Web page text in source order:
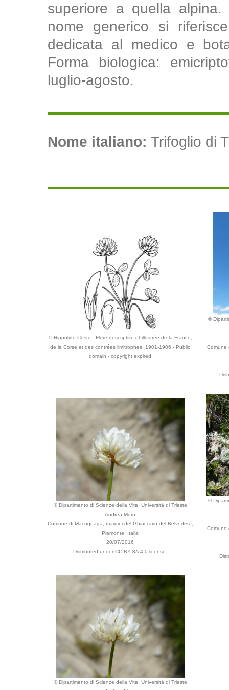
superiore a quella
nome generico si
dedicata al medico e
Forma biologica:
luglio-agosto.
Nome italiano: Trifoglio di
© Hippolyte Coste - Flore descriptive et illustrée de la France,
de la Corse et des contrées limitrophes, 1901-1906 - Public
domain - copyright expired
©
Comune
© Dipartimento di Scienze della Vita, Università di Trieste
Andrea Moro
Comune di Macugnaga, margini del Ghiacciaio del Belvedere,
Piemonte, Italia
20/07/2016
Distributed under CC BY-SA 4.0 license.
©
Comune
© Dipartimento di Scienze della Vita, Università di Trieste